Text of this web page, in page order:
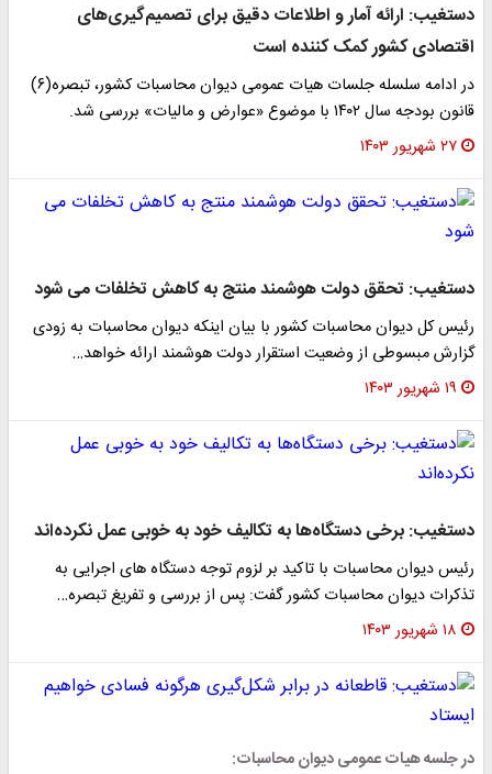
دستغیب: ارائه آمار و اطلاعات دقیق برای تصمیم‌گیری‌های
اقتصادی کشور کمک کننده است
در ادامه سلسله جلسات هیات عمومی دیوان محاسبات کشور، تبصره(۶)
قانون بودجه سال ۱۴۰۲ با موضوع «عوارض و مالیات» بررسی شد.
۲۷ شهریور ۱۴۰۳
دستغیب: تحقق دولت هوشمند منتج به کاهش تخلفات می شود
رئیس کل دیوان محاسبات کشور با بیان اینکه دیوان محاسبات به زودی
گزارش مبسوطی از وضعیت استقرار دولت هوشمند ارائه خواهد…
۱۹ شهریور ۱۴۰۳
دستغیب: برخی دستگاه‌ها به تکالیف خود به خوبی عمل نکرده‌اند
رئیس دیوان محاسبات با تاکید بر لزوم توجه دستگاه های اجرایی به
تذکرات دیوان محاسبات کشور گفت: پس از بررسی و تفریغ تبصره…
۱۸ شهریور ۱۴۰۳
در جلسه هیات عمومی دیوان محاسبات: